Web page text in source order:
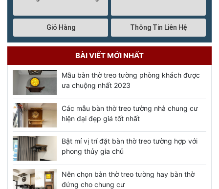
Giỏ Hàng Thông Tin Liên Hệ
BÀI VIẾT MỚI NHẤT
Mẫu bàn thờ treo tường phòng khách được
ưa chuộng nhất 2023
Các mẫu bàn thờ treo tường nhà chung cư
hiện đại đẹp giá tốt nhất
Bật mí vị trí đặt bàn thờ treo tường hợp với
phong thủy gia chủ
Nên chọn bàn thờ treo tường hay bàn thờ
đứng cho chung cư